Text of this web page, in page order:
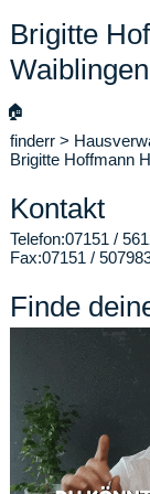
Brigitte
Waiblingen
🏠
finderr >
Brigitte Hoffmann
Kontakt
Telefon:07151 /
Fax:07151 /
Finde